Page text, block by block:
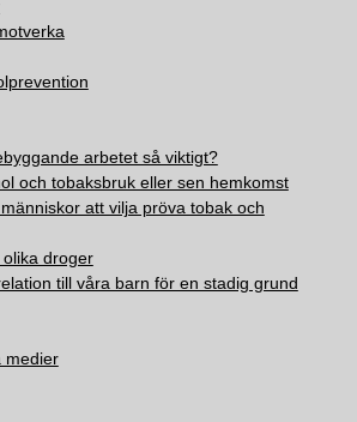
arbetet så viktigt?
och tobaksbruk eller sen hemkomst
att vilja pröva tobak och
droger
till våra barn för en stadig grund
medier